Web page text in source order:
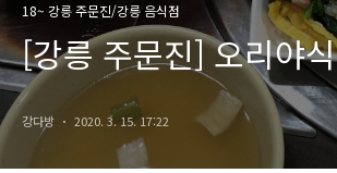
18~ 강릉 주문진/강릉 음식점
[강릉 주문진] 오리야식
강다방 2020. 3. 15. 17:22